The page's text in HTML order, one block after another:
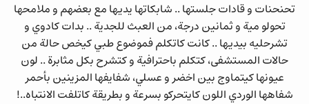
تحنحنات و قادات جلستها .. شابكاتها يديها مع بعضهم و ملامحها
تحولو مية و ثمانين درجة، من العبث للجدية .. بدات كادوي و
تشرحليه بيديها .. كانت كاتكلم فموضوع طبي كيخص حالة من
حالات المستشفى، كتكلم باحترافية و كتشرح بكل مثابرة .. لون
عيونها كيتماوج بين اخضر و عسلي، شفايفها المزينين بأحمر
شفاهها الوردي اللون كايتحركو بسرعة و بطريقة كاتلفت الانتباه..!